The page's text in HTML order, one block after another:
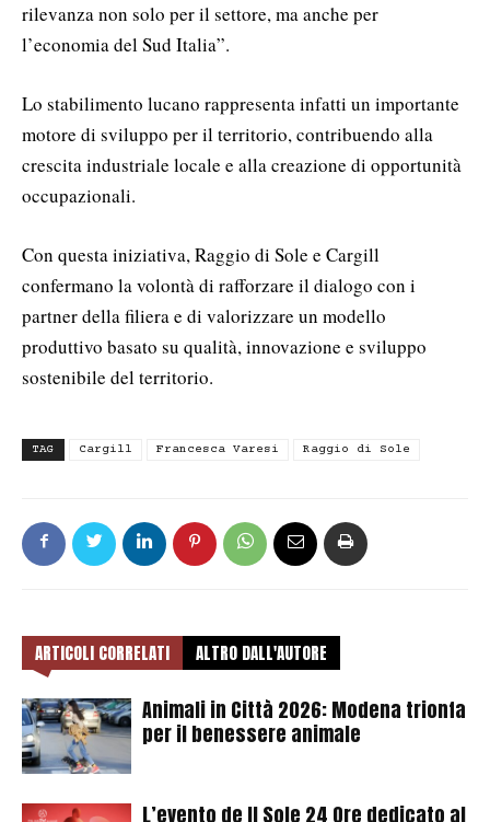
rilevanza non solo per il settore, ma anche per
l’economia del Sud Italia”.
Lo stabilimento lucano rappresenta infatti un importante
motore di sviluppo per il territorio, contribuendo alla
crescita industriale locale e alla creazione di opportunità
occupazionali.
Con questa iniziativa, Raggio di Sole e Cargill
confermano la volontà di rafforzare il dialogo con i
partner della filiera e di valorizzare un modello
produttivo basato su qualità, innovazione e sviluppo
sostenibile del territorio.
TAG Cargill Francesca Varesi Raggio di Sole
ARTICOLI CORRELATI ALTRO DALL'AUTORE
Animali in Città 2026: Modena trionfa
per il benessere animale
L’evento de Il Sole 24 Ore dedicato al